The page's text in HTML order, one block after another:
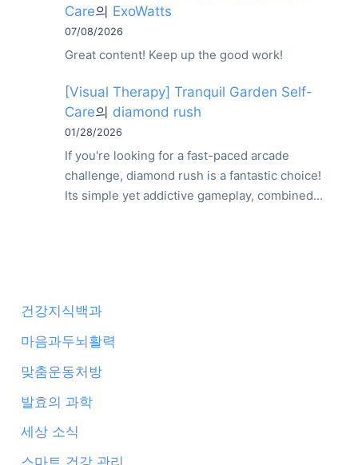
Care의 ExoWatts
07/08/2026
Great content! Keep up the good work!
[Visual Therapy] Tranquil Garden Self-
Care의 diamond rush
01/28/2026
If you're looking for a fast-paced arcade
challenge, diamond rush is a fantastic choice!
Its simple yet addictive gameplay, combined…
건강지식백과
마음과두뇌활력
맞춤운동처방
발효의 과학
세상 소식